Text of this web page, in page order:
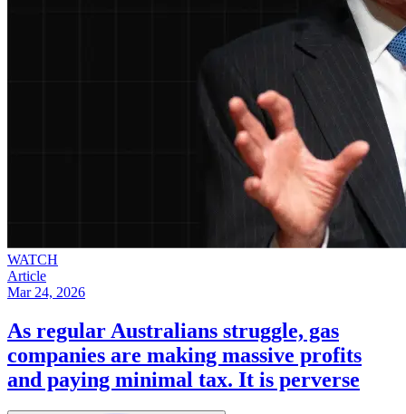
WATCH
Article
Mar 24, 2026
As regular Australians struggle, gas
companies are making massive profits
and paying minimal tax. It is perverse​​​​‌ ‍ ​‍​‍‌‍ ‌ ​‍‌‍‍‌‌‍‌ ‌‍‍‌‌‍ ‍​‍​‍​ ‍‍​‍​‍‌ ​ ‌‍​‌‌‍ ‍‌‍‍‌‌ ‌​‌ ‍‌​‍ ‍‌‍‍‌‌‍ ​‍​‍​‍ ​​‍​‍‌‍‍​‌ ​‍‌‍‌‌‌‍‌‍​‍​‍​ ‍‍​‍​‍‌‍‍​‌ ‌​‌ ‌​‌ ​​​ ‍‍​‍ ​‍ ‌‍ ​‌‍ ‌‍​ ‌‍​‌‌‍ ​‌‍‍​‌‍ ‌ ​ ‌ ‌​​ ‍‍​ ​ ​ ​ ​ ​ ​ ​ ​‍ ‌‍‍‌‌‍ ‍‌ ‌​‌‍‌‌‌‍ ‍‌ ‌​​‍ ‌‍‌‌‌‍‌​‌‍‍‌‌ ‌​​‍ ‌‍ ‌‌‍ ‌‍‌​‌‍‌‌​ ‌‌ ​​‌ ​‍‌‍‌‌‌ ​ ‌‍‌‌‌‍ ‍‌ ‌​‌‍​‌‌ ‌​‌‍‍‌‌‍ ‌‍ ‍​ ‍ ‌‍‍‌‌‍‌​​ ‌​ ​​​ ​‍‌‍​ ​ ‌ ‌‍‌​​ ‌‍‌‍​ ​ ‍‌​‍ ‌​ ‌​‌‍‌‍​ ​​​ ‌‌​‍ ‌​ ‌​​ ​‌​ ‌‍​ ‌ ​‍ ‌‌‍​‍‌‍​‍​ ‌‌​ ‌‍​‍ ‌‌‍​‍​ ​‍​ ​‌‌‍‌‍‌‍​‌‌‍​ ​ ‌‍‌‍‌‍‌‍​‍​ ​‍​ ‌‍​ ​​​ ‍ ‌ ‌​‌ ‍‌‌ ​​‌‍‌‌​ ‌‌‍ ‍‌‍‌‌‌ ‌ ‌ ​ ​ ‍ ‌ ​​‌‍​‌‌ ‌​‌‍‍​​ ‌‌ ‌​‌‍‍‌‌ ‌​‌‍ ​‌‍‌‌​ ‌‍​‍‌‍​‌‌ ​ ‌‍‌‌‌‌‌‌‌ ​‍‌‍ ​​ ‌‌‍‍​‌ ‌​‌ ‌​‌ ​​​‍‌‌​ ​ ‌​​‌​‍‌‌​ ​‍‌​‌‍​‍‌‌​ ​‍‌​‌‍‌‍ ​‌‍ ‌‍​ ‌‍​‌‌‍ ​‌‍‍​‌‍ ‌ ​ ‌ ‌​​‍‌‌​ ​ ‌​​‌​ ​ ​ ​ ​ ​ ​ ​ ​‍‌‍‌‍‍‌‌‍‌​​ ‌​ ​​​ ​‍‌‍​ ​ ‌ ‌‍‌​​ ‌‍‌‍​ ​ ‍‌​‍ ‌​ ‌​‌‍‌‍​ ​​​ ‌‌​‍ ‌​ ‌​​ ​‌​ ‌‍​ ‌ ​‍ ‌‌‍​‍‌‍​‍​ ‌‌​ ‌‍​‍ ‌‌‍​‍​ ​‍​ ​‌‌‍‌‍‌‍​‌‌‍​ ​ ‌‍‌‍‌‍‌‍​‍​ ​‍​ ‌‍​ ​​​‍‌‍‌ ‌​‌ ‍‌‌ ​​‌‍‌‌​ ‌‌‍ ‍‌‍‌‌‌ ‌ ‌ ​ ​‍‌‍‌ ​​‌‍​‌‌ ‌​‌‍‍​​ ‌‌ ‌​‌‍‍‌‌ ‌​‌‍ ​‌‍‌‌​‍‌‍‌ ​​‌‍‌‌‌ ​‍‌ ​ ‌ ​​‌‍‌‌‌‍​ ‌ ‌​‌‍‍‌‌ ‌‍‌‍‌‌​ ‌‌ ​​‌ ‌‌‌‍​‍‌‍ ​‌‍‍‌‌ ​ ‌‍‍​‌‍‌‌‌‍‌​​‍​‍‌ ‌